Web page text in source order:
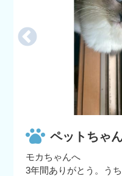
ペットちゃ
モカちゃんへ
3年間ありがとう。う